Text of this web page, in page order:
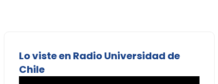
Lo viste en Radio Universidad de
Chile